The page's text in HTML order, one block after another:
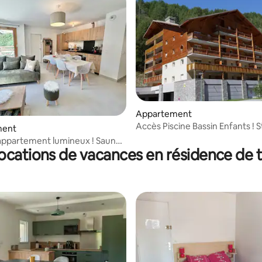
la base de 4 commentaires : 4,25 sur 5
lumineux ! Sauna
Appartement
Accès Piscine Bassin Enfants !
de vacances en résidence de